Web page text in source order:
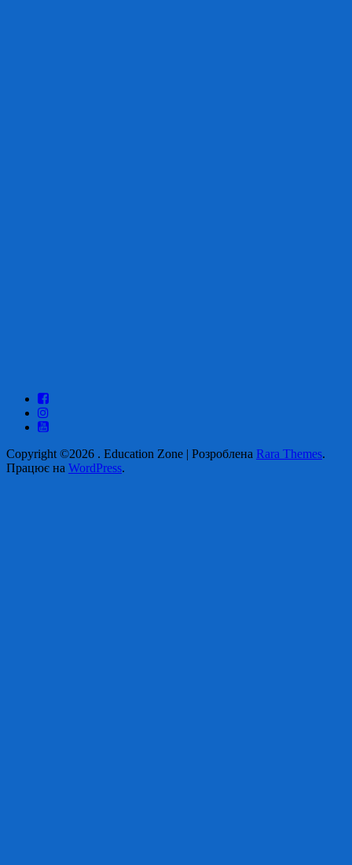
Copyright ©2026 . Education Zone | Розроблена Rara Themes.
Працює на WordPress.